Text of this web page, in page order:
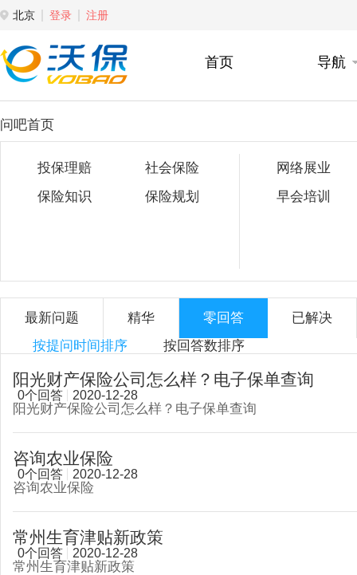
北京 登录 注册
首页 导航
问吧首页
投保理赔
社会保险
保险知识
保险规划
网络展业
早会培训
最新问题 精华 零回答
已解决
按提问时间排序
按回答数排序
阳光财产保险公司怎么样？电子保单查询
0个回答 2020-12-28
阳光财产保险公司怎么样？电子保单查询
咨询农业保险
0个回答 2020-12-28
咨询农业保险
常州生育津贴新政策
0个回答 2020-12-28
常州生育津贴新政策